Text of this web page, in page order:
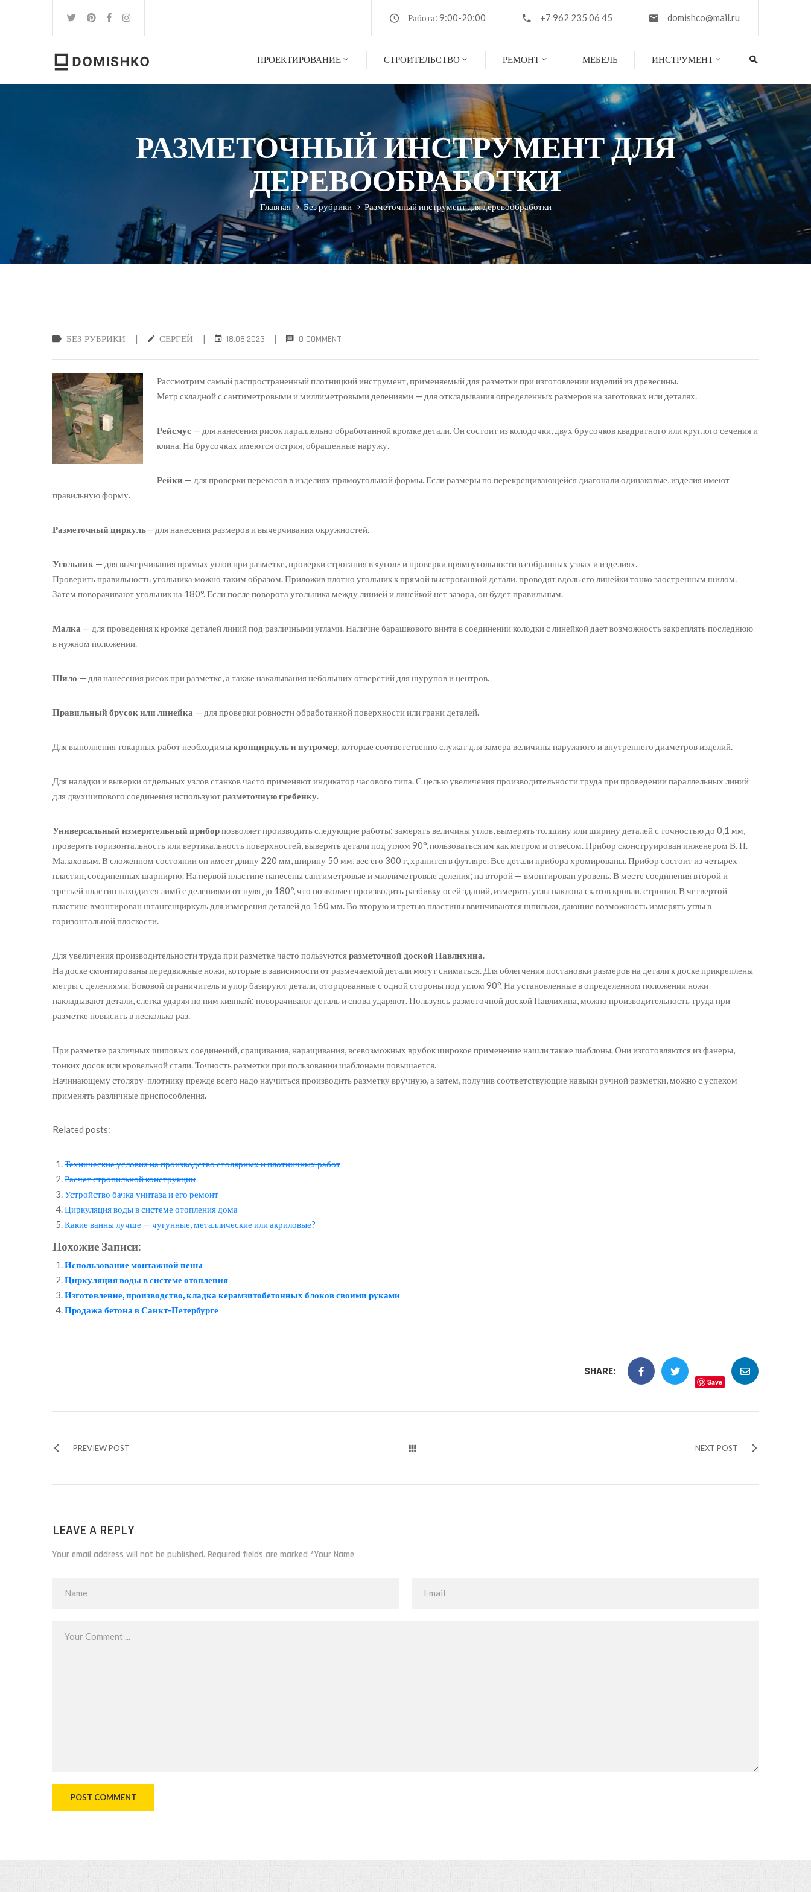
Работа: 9:00-20:00 +7 962 235 06 45 domishco@mail.ru
ПРОЕКТИРОВАНИЕ СТРОИТЕЛЬСТВО РЕМОНТ МЕБЕЛЬ ИНСТРУМЕНТ
РАЗМЕТОЧНЫЙ ИНСТРУМЕНТ ДЛЯ
ДЕРЕВООБРАБОТКИ
Главная Без рубрики Разметочный инструмент для деревообработки
БЕЗ РУБРИКИ | СЕРГЕЙ | 18.08.2023 | 0 COMMENT
Рассмотрим самый распространенный плотницкий инструмент, применяемый для разметки при изготовлении изделий из древесины.
Метр складной с сантиметровыми и миллиметровыми делениями — для откладывания определенных размеров на заготовках или деталях.
Рейсмус — для нанесения рисок параллельно обработанной кромке детали. Он состоит из колодочки, двух брусочков квадратного или круглого сечения и
клина. На брусочках имеются острия, обращенные наружу.
Рейки — для проверки перекосов в изделиях прямоугольной формы. Если размеры по перекрещивающейся диагонали одинаковые, изделия имеют
правильную форму.
Разметочный циркуль— для нанесения размеров и вычерчивания окружностей.
Угольник — для вычерчивания прямых углов при разметке, проверки строгания в «угол» и проверки прямоугольности в собранных узлах и изделиях.
Проверить правильность угольника можно таким образом. Приложив плотно угольник к прямой выстроганной детали, проводят вдоль его линейки тонко заостренным шилом.
Затем поворачивают угольник на 180°. Если после поворота угольника между линией и линейкой нет зазора, он будет правильным.
Малка — для проведения к кромке деталей линий под различными углами. Наличие барашкового винта в соединении колодки с линейкой дает возможность закреплять последнюю
в нужном положении.
Шило — для нанесения рисок при разметке, а также накалывания небольших отверстий для шурупов и центров.
Правильный брусок или линейка — для проверки ровности обработанной поверхности или грани деталей.
Для выполнения токарных работ необходимыкронциркуль и нутромер, которые соответственно служат для замера величины наружного и внутреннего диаметров изделий.
Для наладки и выверки отдельных узлов станков часто применяют индикатор часового типа. С целью увеличения производительности труда при проведении параллельных линий
для двухшипового соединения используютразметочную гребенку.
Универсальный измерительный приборпозволяет производить следующие работы: замерять величины углов, вымерять толщину или ширину деталей с точностью до 0,1 мм,
проверять горизонтальность или вертикальность поверхностей, выверять детали под углом 90°, пользоваться им как метром и отвесом. Прибор сконструирован инженером В. П.
Малаховым. В сложенном состоянии он имеет длину 220 мм, ширину 50 мм, вес его 300 г, хранится в футляре. Все детали прибора хромированы. Прибор состоит из четырех
пластин, соединенных шарнирно. На первой пластине нанесены сантиметровые и миллиметровые деления; на второй — вмонтирован уровень. В месте соединения второй и
третьей пластин находится лимб с делениями от нуля до 180°, что позволяет производить разбивку осей зданий, измерять углы наклона скатов кровли, стропил. В четвертой
пластине вмонтирован штангенциркуль для измерения деталей до 160 мм. Во вторую и третью пластины ввинчиваются шпильки, дающие возможность измерять углы в
горизонтальной плоскости.
Для увеличения производительности труда при разметке часто пользуютсяразметочной доской Павлихина.
На доске смонтированы передвижные ножи, которые в зависимости от размечаемой детали могут сниматься. Для облегчения постановки размеров на детали к доске прикреплены
метры с делениями. Боковой ограничитель и упор базируют детали, оторцованные с одной стороны под углом 90°. На установленные в определенном положении ножи
накладывают детали, слегка ударяя по ним киянкой; поворачивают деталь и снова ударяют. Пользуясь разметочной доской Павлихина, можно производительность труда при
разметке повысить в несколько раз.
При разметке различных шиповых соединений, сращивания, наращивания, всевозможных врубок широкое применение нашли также шаблоны. Они изготовляются из фанеры,
тонких досок или кровельной стали. Точность разметки при пользовании шаблонами повышается.
Начинающему столяру-плотнику прежде всего надо научиться производить разметку вручную, а затем, получив соответствующие навыки ручной разметки, можно с успехом
применять различные приспособления.
Related posts:
Технические условия на производство столярных и плотничных работ
Расчет стропильной конструкции
Устройство бачка унитаза и его ремонт
Циркуляция воды в системе отопления дома
Какие ванны лучше — чугунные, металлические или акриловые?
Похожие Записи:
Использование монтажной пены
Циркуляция воды в системе отопления
Изготовление, производство, кладка керамзитобетонных блоков своими руками
Продажа бетона в Санкт-Петербурге
SHARE:
Save
PREVIEW POST NEXT POST
LEAVE A REPLY
Your email address will not be published. Required fields are marked *Your Name